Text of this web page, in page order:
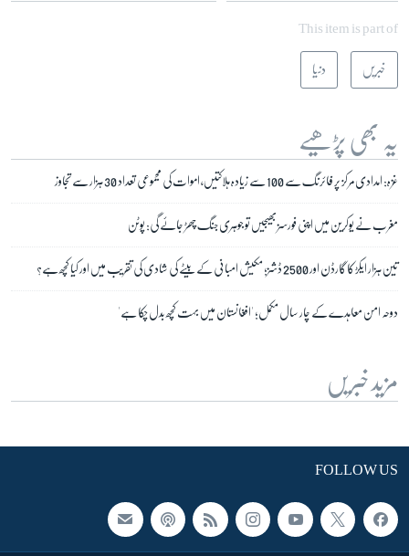
This item is part of
خبریں دنیا
یہ بھی پڑھیے
غزہ: امدادی مرکز پر فائرنگ سے 100 سے زیادہ ہلاکتیں، اموات کی مجموعی تعداد 30 ہزار سے تجاوز
مغرب نے یوکرین میں اپنی فورسز بھیجیں تو جوہری جنگ چھڑ جائے گی: پوٹن
تین ہزار ایکڑ کا گارڈن اور 2500 ڈشز؛ مکیش امبانی کے بیٹے کی شادی کی تقریب میں اور کیا کچھ ہے؟
دوحہ امن معاہدے کے چار سال مکمل؛ 'افغانستان میں بہت کچھ بدل چکا ہے'
مزید خبریں
FOLLOW US